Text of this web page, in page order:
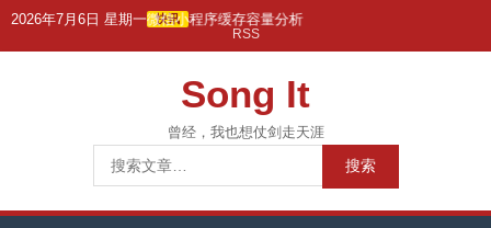
跳2026年7月6日 星期一 快讯
微信小程序缓存容量分析
RSS
Song It
曾经，我也想仗剑走天涯
索：
搜索